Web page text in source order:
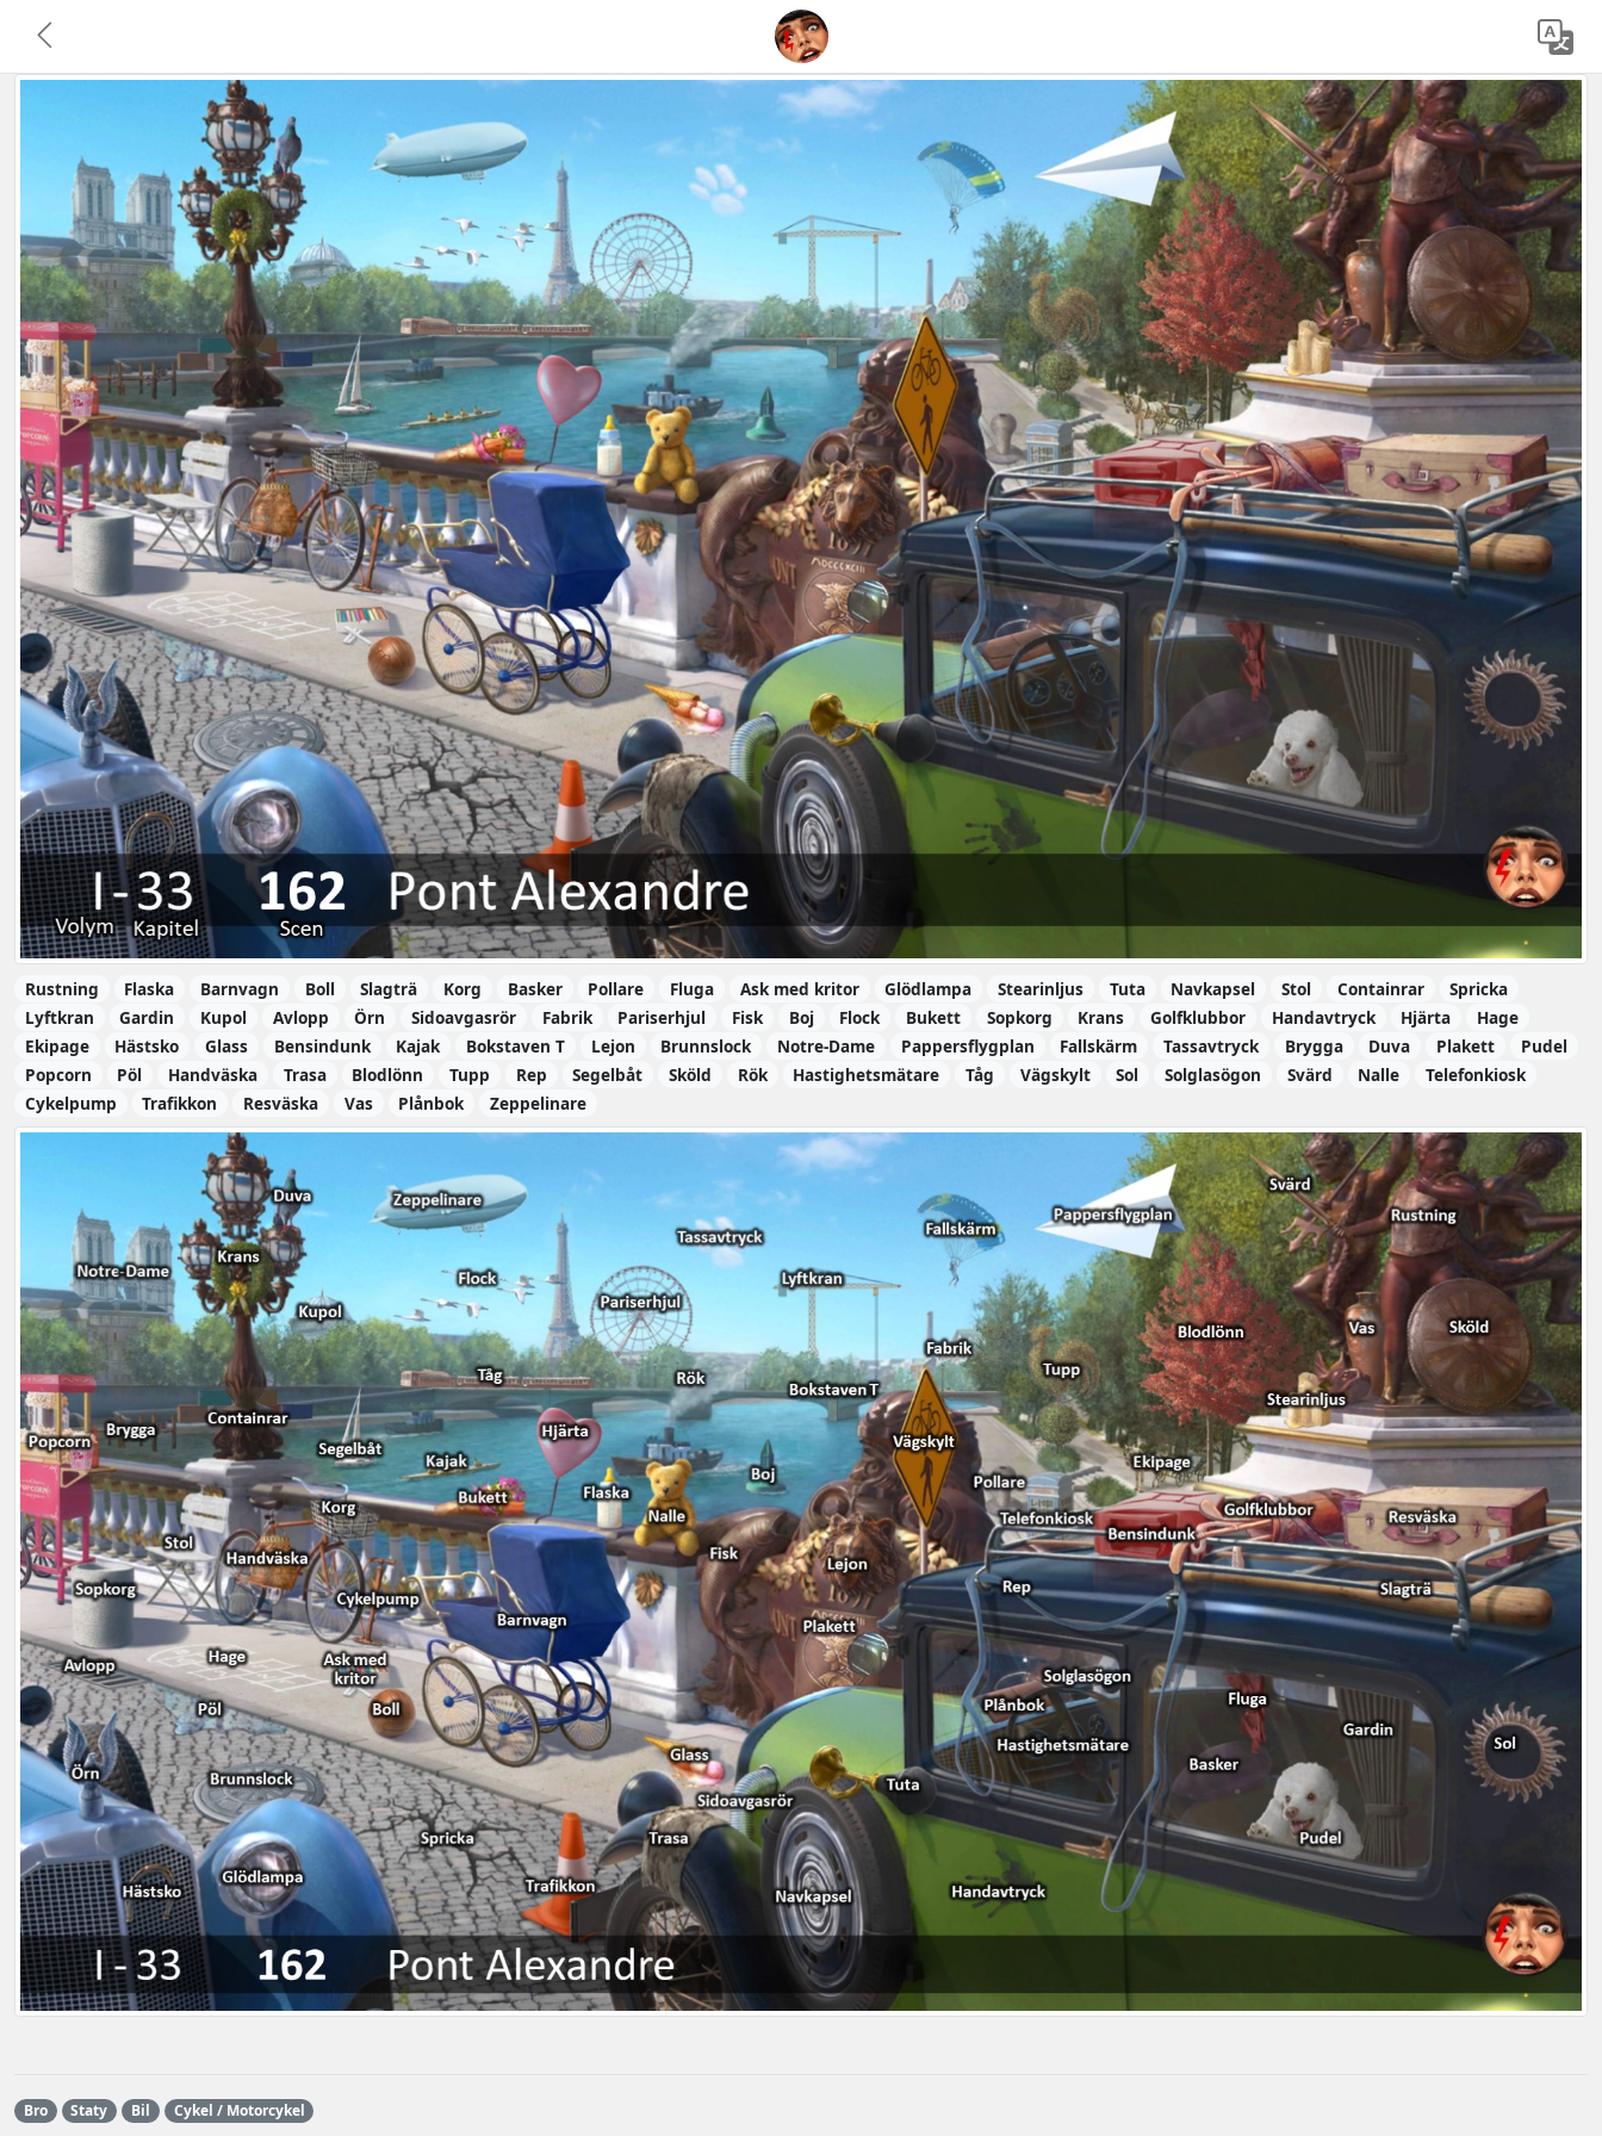
Rustning Flaska Barnvagn Boll Slagträ Korg Basker Pollare Fluga Ask med kritor Glödlampa Stearinljus Tuta Navkapsel Stol Containrar
Spricka
Lyftkran
Gardin Kupol Avlopp Örn Sidoavgasrör Fabrik Pariserhjul Fisk Boj Flock Bukett Sopkorg Krans Golfklubbor Handavtryck Hjärta
Hage
Ekipage
Hästsko Glass Bensindunk Kajak Bokstaven T Lejon Brunnslock Notre-Dame Pappersflygplan Fallskärm Tassavtryck Brygga Duva Plakett
Pudel
Popcorn
Pöl Handväska Trasa Blodlönn Tupp Rep Segelbåt Sköld Rök Hastighetsmätare Tåg Vägskylt Sol Solglasögon Svärd Nalle
Telefonkiosk
Cykelpump
Trafikkon Resväska Vas Plånbok Zeppelinare
Bro Staty Bil Cykel / Motorcykel